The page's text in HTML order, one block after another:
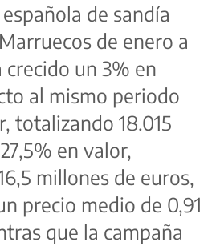
de sandía
de enero a
crecido un 3% en
al mismo periodo
totalizando 18.015
en valor,
millones de euros,
precio medio de 0,91
que la campaña